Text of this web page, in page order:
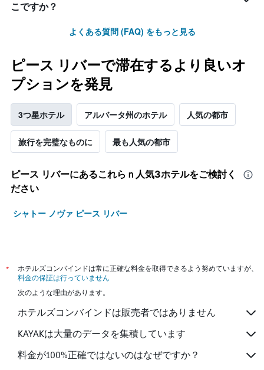
こですか？
よくある質問 (FAQ) をもっと見る
ピース リバーで滞在するより良いオ
プションを発見
3つ星ホテル アルバータ州のホテル 人気の都市
旅行を完璧なものに 最も人気の都市
ピース リバー​にあるこれらｎ人気3ホテルをご検討く
ださい
シャトー ノヴァ ピース リバー
*
ホテルズコンバインドは常に正確な料金を取得できるよう努めていますが、
料金の保証は行っていません
次のような理由があります。
ホテルズコンバインドは販売者ではありません
KAYAKは大量のデータを集積しています
料金が100%正確ではないのはなぜですか？